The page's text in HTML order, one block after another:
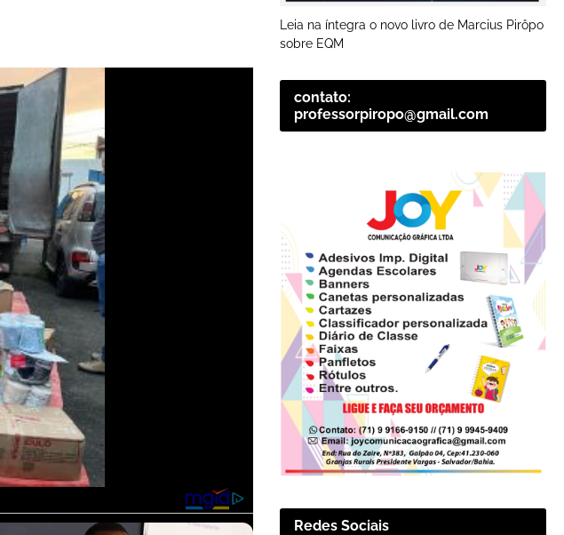
Leia na íntegra o novo livro de Marcius Pirôpo
sobre EQM
contato:
professorpiropo@gmail.com
Redes Sociais